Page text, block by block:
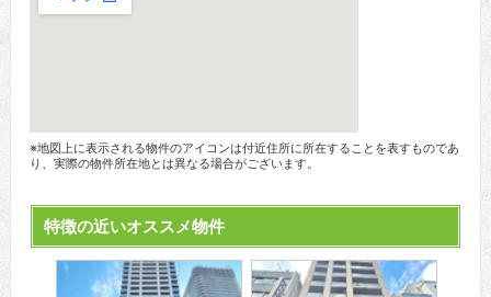
※地図上に表示される物件のアイコンは付近住所に所在することを表すものであ
り、実際の物件所在地とは異なる場合がございます。
特徴の近いオススメ物件